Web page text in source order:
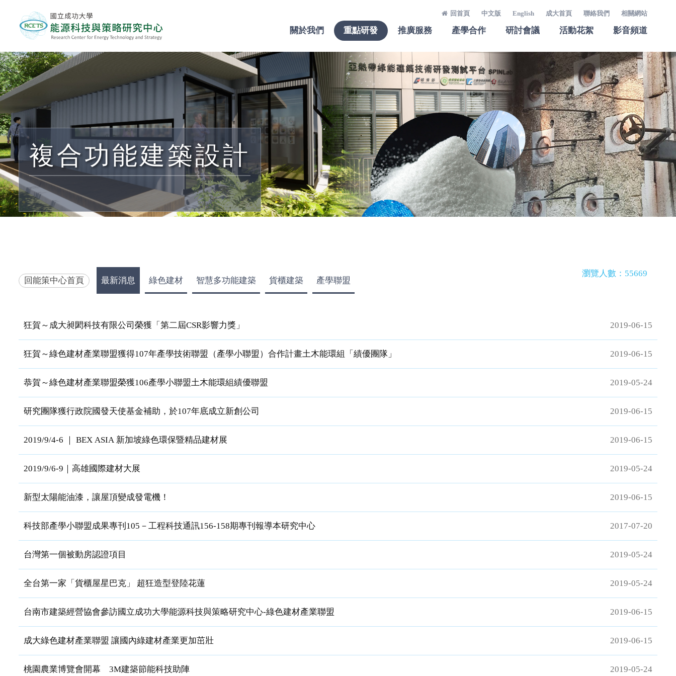
關於我們 重點研發 推廣服務 產學合作 研討會議 活動花絮 影音頻道
回首頁 中文版 English 成大首頁 聯絡我們 相關網站
複合功能建築設計
回能策中心首頁
瀏覽人數：55669
最新消息 綠色建材 智慧多功能建築 貨櫃建築 產學聯盟
2019-06-15
狂賀～成大昶閎科技有限公司榮獲「第二屆CSR影響力獎」
2019-06-15
狂賀～綠色建材產業聯盟獲得107年產學技術聯盟（產學小聯盟）合作計畫土木能環組「績優團隊」
2019-05-24
恭賀～綠色建材產業聯盟榮獲106產學小聯盟土木能環組績優聯盟
2019-06-15
研究團隊獲行政院國發天使基金補助，於107年底成立新創公司
2019-06-15
2019/9/4-6 ｜ BEX ASIA 新加坡綠色環保暨精品建材展
2019-05-24
2019/9/6-9｜高雄國際建材大展
2019-06-15
新型太陽能油漆，讓屋頂變成發電機！
2017-07-20
科技部產學小聯盟成果專刊105－工程科技通訊156-158期專刊報導本研究中心
2019-05-24
台灣第一個被動房認證項目
2019-05-24
全台第一家「貨櫃屋星巴克」 超狂造型登陸花蓮
2019-06-15
台南市建築經營協會參訪國立成功大學能源科技與策略研究中心-綠色建材產業聯盟
2019-06-15
成大綠色建材產業聯盟 讓國內綠建材產業更加茁壯
2019-05-24
桃園農業博覽會開幕 3M建築節能科技助陣